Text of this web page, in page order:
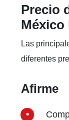
Precio
México
Las
diferentes
Afirme